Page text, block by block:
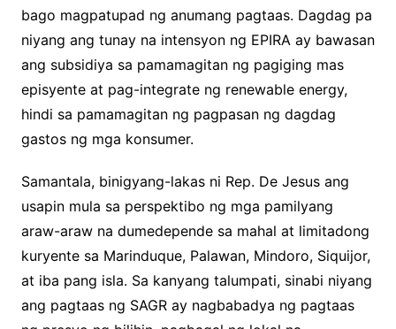
bago magpatupad ng anumang pagtaas. Dagdag pa
niyang ang tunay na intensyon ng EPIRA ay bawasan
ang subsidiya sa pamamagitan ng pagiging mas
episyente at pag-integrate ng renewable energy,
hindi sa pamamagitan ng pagpasan ng dagdag
gastos ng mga konsumer.
Samantala, binigyang-lakas ni Rep. De Jesus ang
usapin mula sa perspektibo ng mga pamilyang
araw-araw na dumedepende sa mahal at limitadong
kuryente sa Marinduque, Palawan, Mindoro, Siquijor,
at iba pang isla. Sa kanyang talumpati, sinabi niyang
ang pagtaas ng SAGR ay nagbabadya ng pagtaas